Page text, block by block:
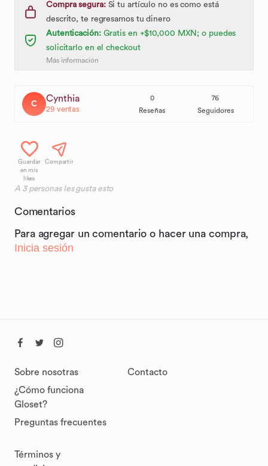
Compra segura:Si tu artículo no es como está
descrito, te regresamos tu dinero
Autenticación:Gratis en +$10,000 MXN; o puedes
solicitarlo en el checkout
Más información
C Cynthia
29 ventas
0
Reseñas
76
Seguidores
Guardar
en mis
likes
Compartir
A 3personas les gusta esto
Comentarios
Para agregar un comentario o hacer una compra,
Inicia sesión
Sobre nosotras
¿Cómo funciona
Gloset?
Preguntas frecuentes
Contacto
Términos y